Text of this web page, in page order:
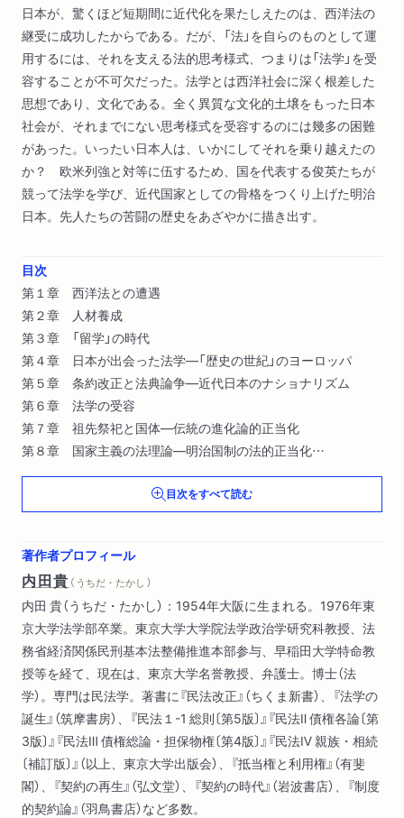
日本が、驚くほど短期間に近代化を果たしえたのは、西洋法の
継受に成功したからである。だが、「法」を自らのものとして運
用するには、それを支える法的思考様式、つまりは「法学」を受
容することが不可欠だった。法学とは西洋社会に深く根差した
思想であり、文化である。全く異質な文化的土壌をもった日本
社会が、それまでにない思考様式を受容するのには幾多の困難
があった。いったい日本人は、いかにしてそれを乗り越えたの
か？ 欧米列強と対等に伍するため、国を代表する俊英たちが
競って法学を学び、近代国家としての骨格をつくり上げた明治
日本。先人たちの苦闘の歴史をあざやかに描き出す。
目次
第１章 西洋法との遭遇
第２章 人材養成
第３章 「留学」の時代
第４章 日本が出会った法学―「歴史の世紀」のヨーロッパ
第５章 条約改正と法典論争―近代日本のナショナリズム
第６章 法学の受容
第７章 祖先祭祀と国体―伝統の進化論的正当化
第８章 国家主義の法理論―明治国制の法的正当化
第９章 近代日本にとっての「法」と「法学」
目次をすべて読む
著作者プロフィール
内田貴 （ うちだ・たかし ）
内田 貴（うちだ・たかし）：1954年大阪に生まれる。1976年東
京大学法学部卒業。東京大学大学院法学政治学研究科教授、法
務省経済関係民刑基本法整備推進本部参与、早稲田大学特命教
授等を経て、現在は、東京大学名誉教授、弁護士。博士（法
学）。専門は民法学。著書に『民法改正』（ちくま新書）、『法学の
誕生』（筑摩書房）、『民法１-1 総則〔第5版〕』『民法Ⅱ 債権各論〔第
3版〕』『民法Ⅲ 債権総論・担保物権〔第4版〕』『民法Ⅳ 親族・相続
〔補訂版〕』（以上、東京大学出版会）、『抵当権と利用権』（有斐
閣）、『契約の再生』（弘文堂）、『契約の時代』（岩波書店）、『制度
的契約論』（羽鳥書店）など多数。